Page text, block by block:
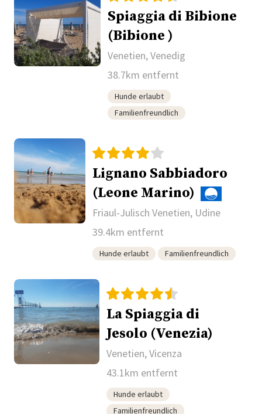
Spiaggia di Bibione
(Bibione )
Venetien, Venedig
38.7km entfernt
Hunde erlaubt
Familienfreundlich
Lignano Sabbiadoro
(Leone Marino)
Friaul-Julisch Venetien, Udine
39.4km entfernt
Hunde erlaubt Familienfreundlich
La Spiaggia di
Jesolo (Venezia)
Venetien, Vicenza
43.1km entfernt
Hunde erlaubt
Familienfreundlich